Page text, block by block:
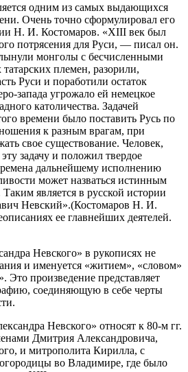
одним из самых выдающихся
Очень точно сформулировал его
Н. И. Костомаров. «XIII век был
потрясения для Руси, — писал он.
монголы с бесчисленными
племен, разорили,
Руси и поработили остаток
запада угрожало ей немецкое
католичества. Задачей
времени было поставить Русь по
к разным врагам, при
свое существование. Человек,
задачу и положил твердое
дальнейшему исполнению
может назваться истинным
является в русской истории
Невский».(Костомаров Н. И.
ее главнейших деятелей.
Невского» в рукописях не
и именуется «житием», «словом»
Это произведение представляет
соединяющую в себе черты
Невского» относят к 80-м гг.
Дмитрия Александровича,
и митрополита Кирилла, с
во Владимире, где было